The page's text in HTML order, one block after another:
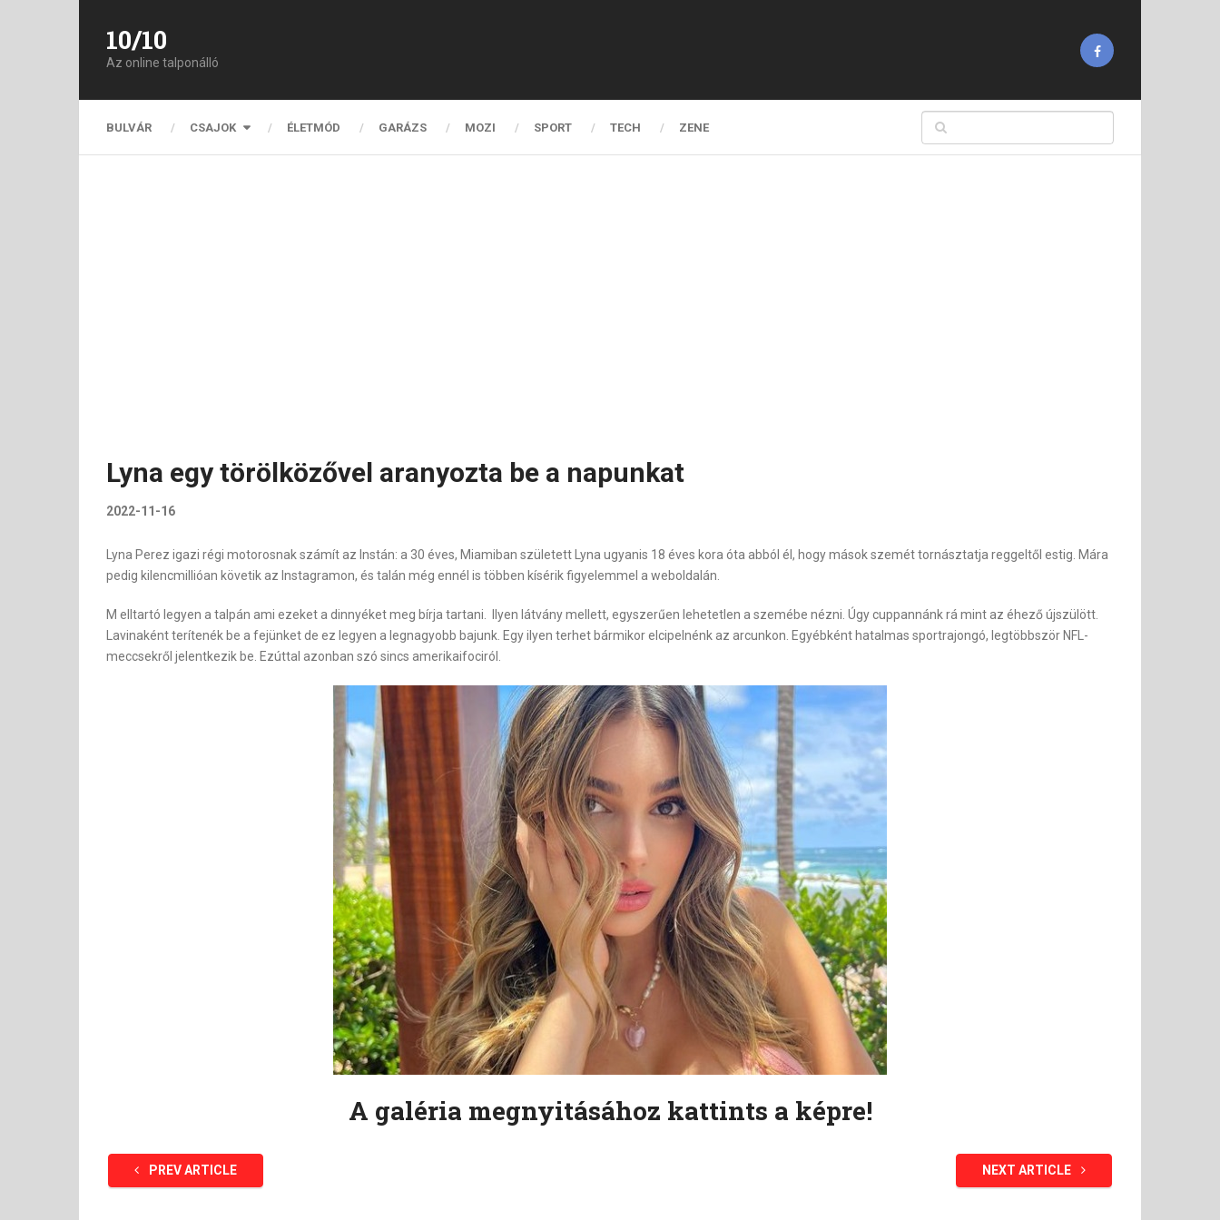
10/10
Az online talponálló
BULVÁR CSAJOK ÉLETMÓD GARÁZS MOZI SPORT TECH ZENE
Lyna egy törölközővel aranyozta be a napunkat
2022-11-16
Lyna Perez igazi régi motorosnak számít az Instán: a 30 éves, Miamiban született Lyna ugyanis 18 éves kora óta abból él, hogy mások szemét tornásztatja reggeltől estig. Mára
pedig kilencmillióan követik az Instagramon, és talán még ennél is többen kísérik figyelemmel a weboldalán.
M elltartó legyen a talpán ami ezeket a dinnyéket meg bírja tartani. Ilyen látvány mellett, egyszerűen lehetetlen a szemébe nézni. Úgy cuppannánk rá mint az éhező újszülött.
Lavinaként terítenék be a fejünket de ez legyen a legnagyobb bajunk. Egy ilyen terhet bármikor elcipelnénk az arcunkon. Egyébként hatalmas sportrajongó, legtöbbször NFL-
meccsekről jelentkezik be. Ezúttal azonban szó sincs amerikaifociról.
A galéria megnyitásához kattints a képre!
PREV ARTICLE NEXT ARTICLE